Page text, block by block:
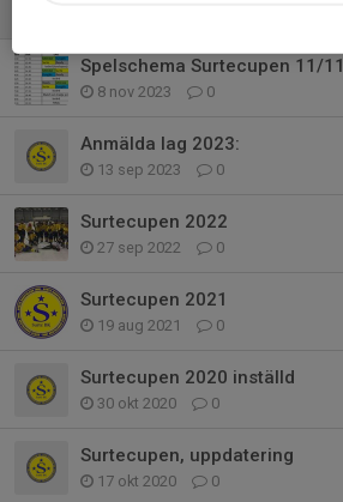
Spelschema Surtecupen 11/11
8 nov 2023 0
Anmälda lag 2023:
13 sep 2023 0
Surtecupen 2022
27 sep 2022 0
Surtecupen 2021
19 aug 2021 0
Surtecupen 2020 inställd
30 okt 2020 0
Surtecupen, uppdatering
17 okt 2020 0